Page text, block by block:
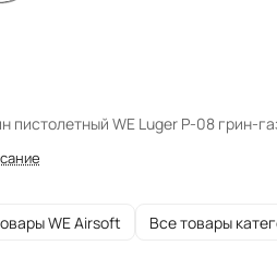
пистолетный WE Luger P-08 грин-
WE Airsoft Все товары